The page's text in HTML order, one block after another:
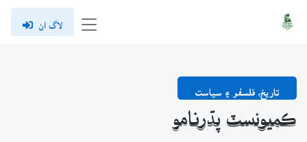
لاگ ان
تاريخ، فلسفو ۽ سياست
ڪميونسٽ پڌرنامو